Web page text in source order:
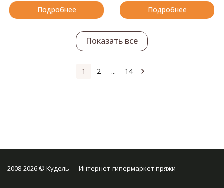
Подробнее Подробнее
Показать все
1 2 ... 14
2008-2026 © Кудель — Интернет-гипермаркет пряжи